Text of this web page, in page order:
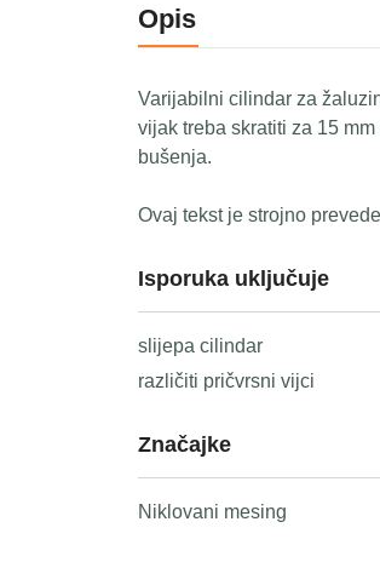
Opis
Varijabilni cilindar za
vijak treba skratiti za 15
bušenja.
Ovaj tekst je strojno
Isporuka uključuje
slijepa cilindar
različiti pričvrsni vijci
Značajke
Niklovani mesing